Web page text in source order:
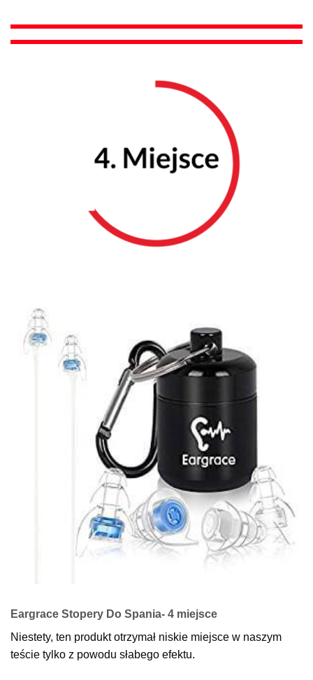
Eargrace Stopery Do Spania- 4 miejsce
Niestety, ten produkt otrzymał niskie miejsce w naszym
teście tylko z powodu słabego efektu.